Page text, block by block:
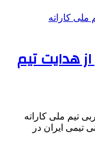
هدایت تیم
تیم ملی کاراته
تیمی ایران در